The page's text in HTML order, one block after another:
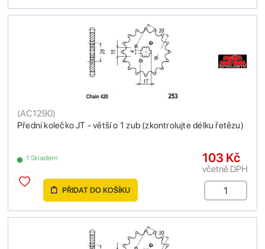
Přední kolečko JT - větší o 1 zub (zkontrolujte délku řetězu)
(AC1290)
1 Skladem 103 Kč
včetně DPH
PŘIDAT DO KOŠÍKU